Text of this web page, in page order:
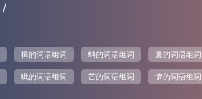
/
揖的词语组词 蚺的词语组词 曩的词语组词
呲的词语组词 芒的词语组词 箩的词语组词